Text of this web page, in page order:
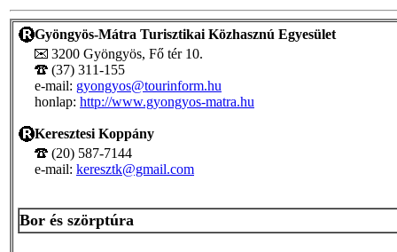
Gyöngyös-Mátra Turisztikai Közhasznú Egyesület
3200 Gyöngyös, Fő tér 10.
(37) 311-155
e-mail: gyongyos@tourinform.hu
honlap: http://www.gyongyos-matra.hu
Keresztesi Koppány
(20) 587-7144
e-mail: keresztk@gmail.com
Bor és szörptúra